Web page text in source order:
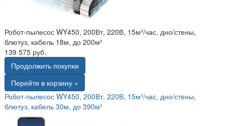
Робот-пылесос WY450, 200Вт, 220В, 15м³/час, дно/стены,
блютуз, кабель 18м, до 200м²
139 575 руб.
Продолжить покупки
Перейти в корзину »
Робот-пылесос WY450, 200Вт, 220В, 15м³/час, дно/стены,
блютуз, кабель 30м, до 390м²